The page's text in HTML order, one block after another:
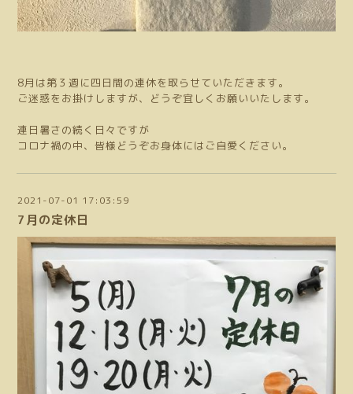
8月は第３週に四日間の連休を取らせていただきます。
ご迷惑をお掛けしますが、どうぞ宜しくお願いいたします。
連日暑さの続く日々ですが
コロナ禍の中、皆様どうぞお身体にはご自愛ください。
2021-07-01 17:03:59
7月の定休日